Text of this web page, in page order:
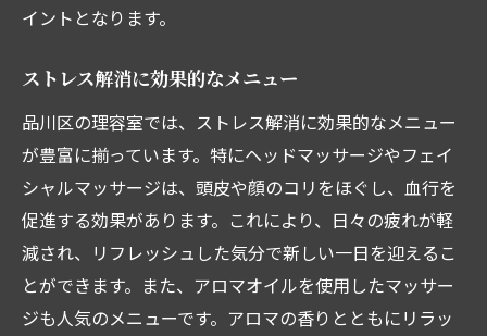
イントとなります。
ストレス解消に効果的なメニュー
品川区の理容室では、ストレス解消に効果的なメニュー
が豊富に揃っています。特にヘッドマッサージやフェイ
シャルマッサージは、頭皮や顔のコリをほぐし、血行を
促進する効果があります。これにより、日々の疲れが軽
減され、リフレッシュした気分で新しい一日を迎えるこ
とができます。また、アロマオイルを使用したマッサー
ジも人気のメニューです。アロマの香りとともにリラッ